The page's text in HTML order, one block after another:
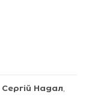
Сергій Надал,